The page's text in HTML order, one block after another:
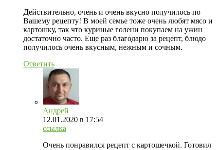
Действительно, очень и очень вкусно получилось по
Вашему рецепту! В моей семье тоже очень любят мясо и
картошку, так что куриные голени покупаем на ужин
достаточно часто. Еще раз благодарю за рецепт, блюдо
получилось очень вкусным, нежным и сочным.
Ответить
Андрей
12.01.2020 в 17:54
ссылка
Очень понравился рецепт с картошечкой. Готовил